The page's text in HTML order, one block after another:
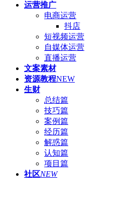
运营推广
电商运营
抖店
短视频运营
自媒体运营
直播运营
文案素材
资源教程NEW
生财
总结篇
技巧篇
案例篇
经历篇
解惑篇
认知篇
项目篇
社区NEW